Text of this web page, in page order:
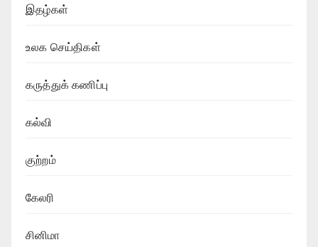
இதழ்கள்
உலக செய்திகள்
கருத்துக் கணிப்பு
கல்வி
குற்றம்
கேலரி
சினிமா